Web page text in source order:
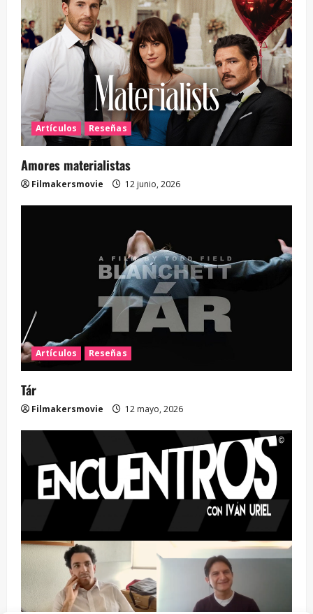
Artículos Reseñas
Amores materialistas
Filmakersmovie 12 junio, 2026
Artículos Reseñas
Tár
Filmakersmovie 12 mayo, 2026